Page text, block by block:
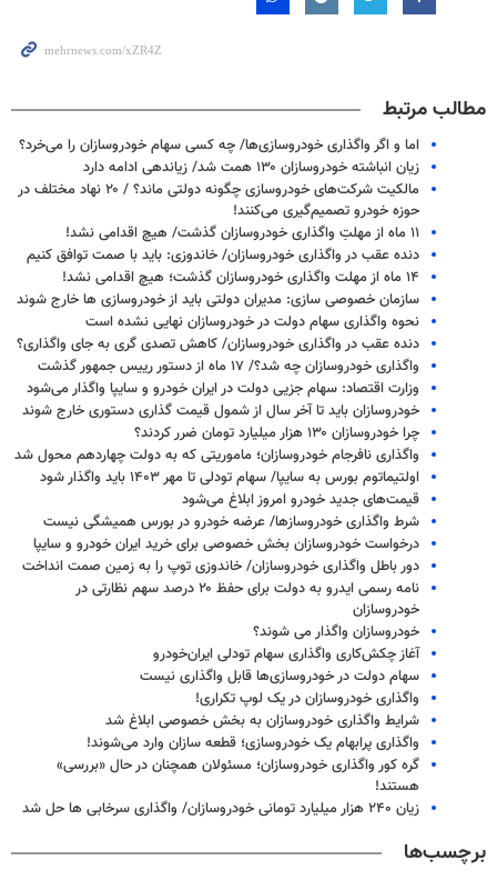
مطالب مرتبط
اما و اگر واگذاری خودروسازی‌ها/ چه کسی سهام خودروسازان را می‌خرد؟
زیان انباشته خودروسازان ۱۳۰ همت شد/ زیاندهی ادامه دارد
مالکیت شرکت‌های خودروسازی چگونه دولتی ماند؟ / ۲۰ نهاد مختلف در
حوزه خودرو تصمیم‌گیری می‌کنند!
۱۱ ماه از مهلتِ واگذاری خودروسازان گذشت/ هیچ اقدامی نشد!
دنده عقب در واگذاری خودروسازان/ خاندوزی: باید با صمت توافق کنیم
۱۴ ماه از مهلت واگذاری خودروسازان گذشت؛ هیچ اقدامی نشد!
سازمان خصوصی سازی: مدیران دولتی باید از خودروسازی ها خارج شوند
نحوه واگذاری سهام دولت در خودروسازان نهایی نشده است
دنده عقب در واگذاری خودروسازان/ کاهش تصدی گری به جای واگذاری؟
واگذاری خودروسازان چه شد؟/ ۱۷ ماه از دستور رییس جمهور گذشت
وزارت اقتصاد: سهام جزیی دولت در ایران خودرو و سایپا واگذار می‌شود
خودروسازان باید تا آخر سال از شمول قیمت گذاری دستوری خارج شوند
چرا خودروسازان ۱۳۰ هزار میلیارد تومان ضرر کردند؟
واگذاری نافرجام خودروسازان؛ ماموریتی که به دولت چهاردهم محول شد
اولتیماتوم بورس به سایپا/ سهام‌ تودلی تا مهر ۱۴۰۳ باید واگذار شود
قیمت‌های جدید خودرو امروز ابلاغ می‌شود
شرط واگذاری خودروسازها/ عرضه خودرو در بورس همیشگی نیست
درخواست خودروسازان بخش خصوصی برای خرید ایران خودرو و سایپا
دور باطل واگذاری خودروسازان/ خاندوزی توپ را به زمین صمت انداخت
نامه رسمی ایدرو به دولت برای حفظ ۲۰ درصد سهم نظارتی در
خودروسازان
خودروسازان واگذار می شوند؟
آغاز چکش‌کاری واگذاری سهام تودلی ایران‌خودرو
سهام دولت در خودروسازی‌ها قابل واگذاری نیست
واگذاری خودروسازان در یک لوپ تکراری!
شرایط واگذاری خودروسازان به بخش خصوصی ابلاغ شد
واگذاری پرابهام یک خودروسازی؛ قطعه سازان وارد می‌شوند!
گره کور واگذاری خودروسازان؛ مسئولان همچنان در حال «بررسی»
هستند!
زیان ۲۴۰ هزار میلیارد تومانی خودروسازان/ واگذاری سرخابی ها حل شد
برچسب‌ها